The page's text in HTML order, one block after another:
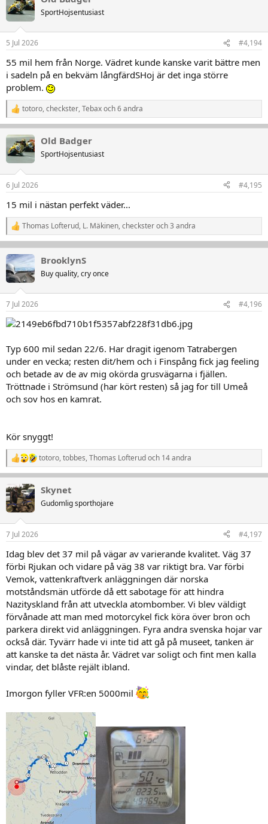
t
e
:
SportHojsentusiast
5 Jul 2026 #4,194
55 mil hem från Norge. Vädret kunde kanske varit bättre men
i sadeln på en bekväm långfärdSHoj är det inga större
problem.
R
e
t
e
totoro,checkster,Tebaxoch 6 andra
Old Badger
SportHojsentusiast
6 Jul 2026 #4,195
15 mil i nästan perfekt väder...
R
e
a
k
t
i
n
e
r
:
Thomas Lofterud, L. Mäkinen,checksteroch 3 andra
BrooklynS
Buy quality, cry once
7 Jul 2026 #4,196
Typ 600 mil sedan 22/6. Har dragit igenom Tatrabergen
under en vecka; resten dit/hem och i Finspång fick jag feeling
och betade av de av mig okörda grusvägarna i fjällen.
Tröttnade i Strömsund (har kört resten) så jag for till Umeå
och sov hos en kamrat.
Kör snyggt!
R
e
k
t
i
e
:
totoro,tobbes,Thomas Lofterudoch 14 andra
Skynet
Gudomlig sporthojare
7 Jul 2026 #4,197
Idag blev det 37 mil på vägar av varierande kvalitet. Väg 37
förbi Rjukan och vidare på väg 38 var riktigt bra. Var förbi
Vemok, vattenkraftverk anläggningen där norska
motståndsmän utförde då ett sabotage för att hindra
Nazityskland från att utveckla atombomber. Vi blev väldigt
förvånade att man med motorcykel fick köra över bron och
parkera direkt vid anläggningen. Fyra andra svenska hojar var
också där. Tyvärr hade vi inte tid att gå på museet, tanken är
att kanske ta det nästa år. Vädret var soligt och fint men kalla
vindar, det blåste rejält ibland.
Imorgon fyller VFR:en 5000mil